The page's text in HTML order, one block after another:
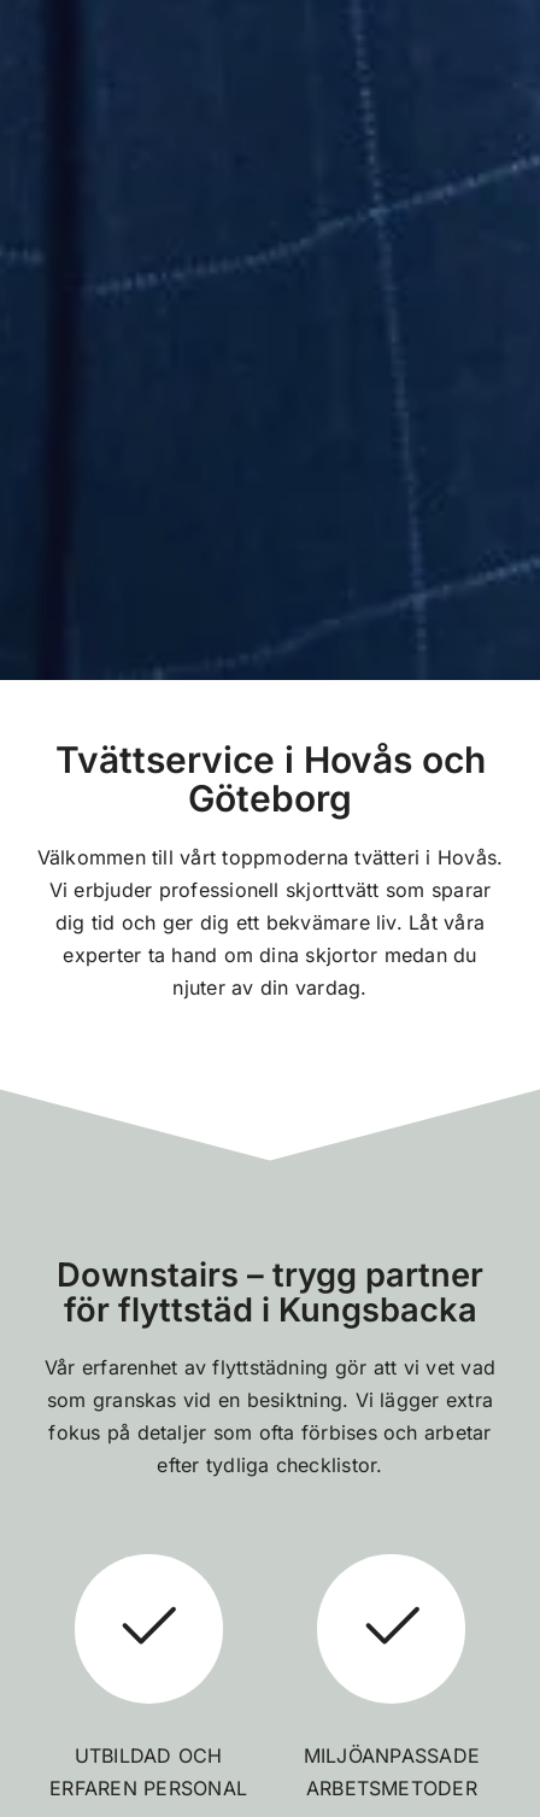
Tvättservice i Hovås och
Göteborg
Välkommen till vårt toppmoderna tvätteri i Hovås.
Vi erbjuder professionell skjorttvätt som sparar
dig tid och ger dig ett bekvämare liv. Låt våra
experter ta hand om dina skjortor medan du
njuter av din vardag.
Downstairs – trygg partner
för flyttstäd i Kungsbacka
Vår erfarenhet av flyttstädning gör att vi vet vad
som granskas vid en besiktning. Vi lägger extra
fokus på detaljer som ofta förbises och arbetar
efter tydliga checklistor.
UTBILDAD OCH
ERFAREN PERSONAL
MILJÖANPASSADE
ARBETSMETODER